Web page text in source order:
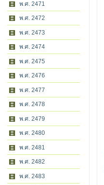
พ.ศ. 2471
พ.ศ. 2472
พ.ศ. 2473
พ.ศ. 2474
พ.ศ. 2475
พ.ศ. 2476
พ.ศ. 2477
พ.ศ. 2478
พ.ศ. 2479
พ.ศ. 2480
พ.ศ. 2481
พ.ศ. 2482
พ.ศ. 2483